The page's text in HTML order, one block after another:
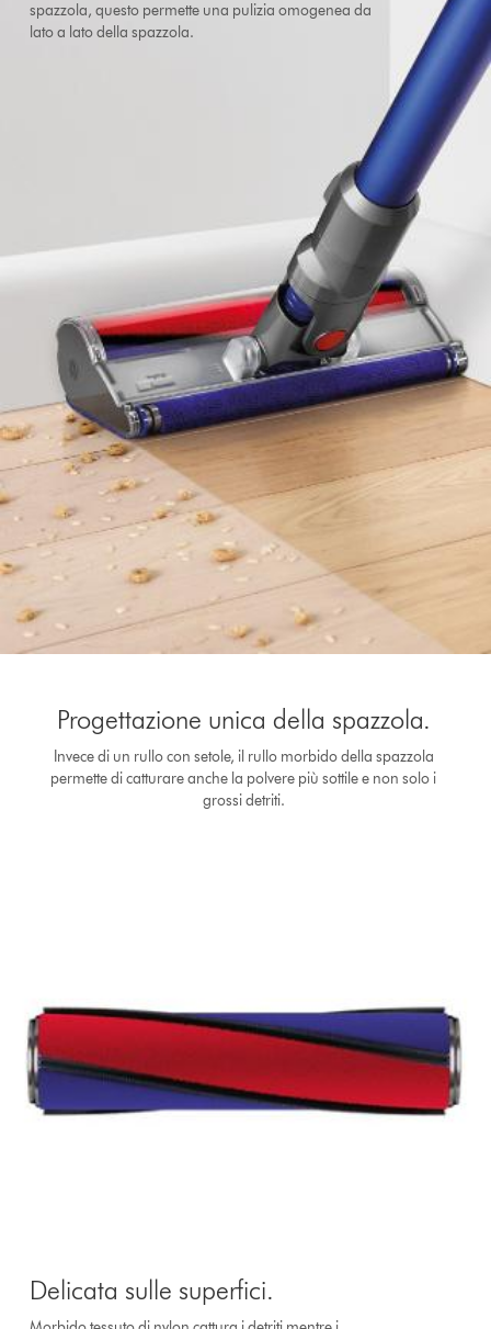
spazzola, questo permette una pulizia omogenea da
lato a lato della spazzola.
Progettazione unica della spazzola.
Invece di un rullo con setole, il rullo morbido della spazzola
permette di catturare anche la polvere più sottile e non solo i
grossi detriti.
Delicata sulle superfici.